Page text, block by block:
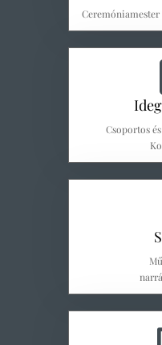
Ceremóniamester
Csoportos